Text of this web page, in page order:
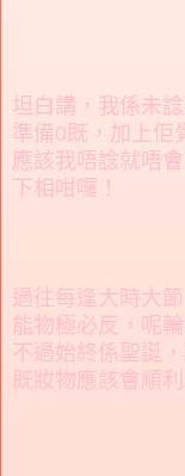
坦白講，我係未
準備0既，加上佢
應該我唔諗就唔
下相咁囉！
過往每逢大時大
能物極必反，呢
不過始終係聖誕
既妝物應該會順利